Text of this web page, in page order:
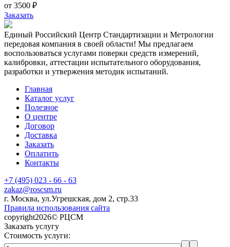
от 3500 ₽
Заказать
Единый Российский Центр Стандартизации и Метрологии
передовая компания в своей области! Мы предлагаем
воспользоваться услугами поверки средств измерений,
калибровки, аттестации испытательного оборудования,
разработки и утвержения методик испытаний.
Главная
Каталог услуг
Полезное
О центре
Договор
Доставка
Заказать
Оплатить
Контакты
+7 (495) 023 - 66 - 63
zakaz@roscsm.ru
г. Москва, ул.Угрешская, дом 2, стр.33
Правила использования сайта
copyright2026© РЦСМ
Заказать услугу
Стоимость услуги: